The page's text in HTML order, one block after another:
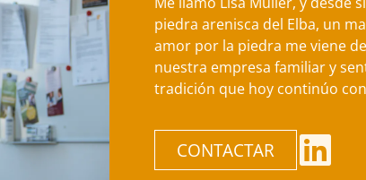
piedra arenisca del Elba, un
amor por la piedra me viene
nuestra empresa familiar y
tradición que hoy continúo
CONTACTAR